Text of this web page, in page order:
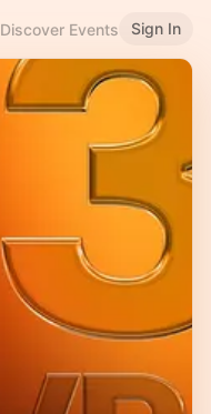
Discover Events Sign In